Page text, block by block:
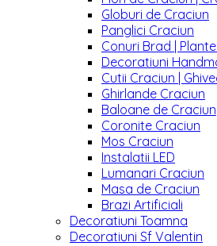
Globuri de Craciun
Panglici Craciun
Conuri Brad |
Decoratiuni
Cutii Craciun |
Ghirlande Craciun
Baloane de Craciun
Coronite Craciun
Mos Craciun
Instalatii LED
Lumanari Craciun
Masa de Craciun
Brazi Artificiali
Decoratiuni Toamna
Decoratiuni Sf Valentin